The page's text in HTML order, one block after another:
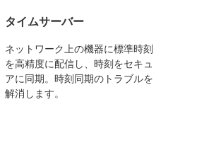
タイムサーバー
ネットワーク上の機器に標準時刻
を高精度に配信し、時刻をセキュ
アに同期。時刻同期のトラブルを
解消します。